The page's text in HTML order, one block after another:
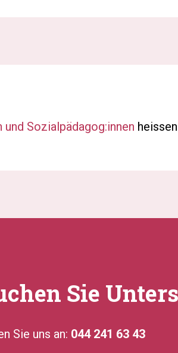
Sozialpädagog:innen heissen
Sie
Sie uns an: 044 241 63 43